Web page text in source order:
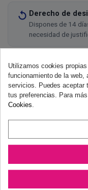
Derecho de
Dispones de 14
necesidad de
Utilizamos cookies
funcionamiento de la web,
servicios. Puedes aceptar
tus preferencias. Para
Cookies